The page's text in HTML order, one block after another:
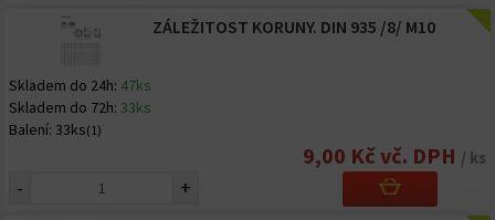
ZÁLEŽITOST KORUNY. DIN 935 /8/ M10
Skladem do 24h: 47ks
Skladem do 72h: 33ks
Balení: 33ks(1)
9,00 Kč vč. DPH / ks
- +